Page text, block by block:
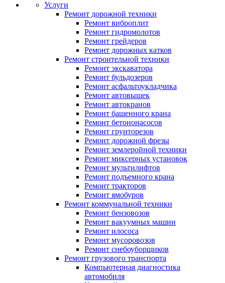
Услуги
Ремонт дорожной техники
Ремонт виброплит
Ремонт гидромолотов
Ремонт грейдеров
Ремонт дорожных катков
Ремонт строительной техники
Ремонт экскаватора
Ремонт бульдозеров
Ремонт асфальтоукладчика
Ремонт автовышек
Ремонт автокранов
Ремонт башенного крана
Ремонт бетононасосов
Ремонт грунторезов
Ремонт дорожной фрезы
Ремонт землеройной техники
Ремонт миксерных установок
Ремонт мультилифтов
Ремонт подъемного крана
Ремонт тракторов
Ремонт ямобуров
Ремонт коммунальной техники
Ремонт бензовозов
Ремонт вакуумных машин
Ремонт илососа
Ремонт мусоровозов
Ремонт снебоуборщиков
Ремонт грузового транспорта
Компьютерная диагностика
автомобиля